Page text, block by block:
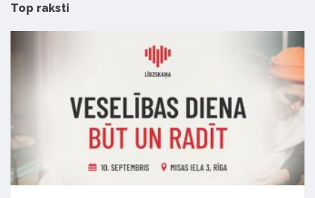
Top raksti